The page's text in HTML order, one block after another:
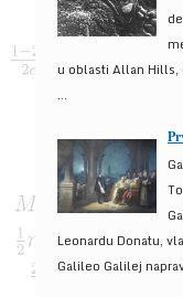
u oblasti Allan Hills,
...
Leonardu Donatu,
Galileo Galilej